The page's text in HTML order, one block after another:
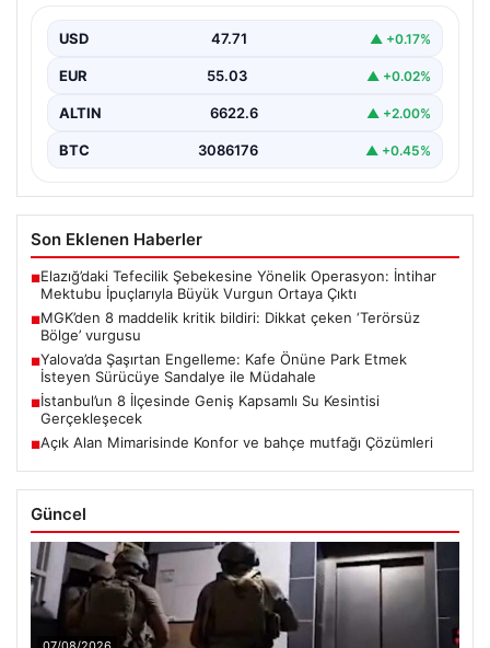
USD 47.71 ▲ +0.17%
EUR 55.03 ▲ +0.02%
ALTIN 6622.6 ▲ +2.00%
BTC 3086176 ▲ +0.45%
Son Eklenen Haberler
■Elazığ’daki Tefecilik Şebekesine Yönelik Operasyon: İntihar
Mektubu İpuçlarıyla Büyük Vurgun Ortaya Çıktı
■MGK’den 8 maddelik kritik bildiri: Dikkat çeken ‘Terörsüz
Bölge’ vurgusu
■Yalova’da Şaşırtan Engelleme: Kafe Önüne Park Etmek
İsteyen Sürücüye Sandalye ile Müdahale
■İstanbul’un 8 İlçesinde Geniş Kapsamlı Su Kesintisi
Gerçekleşecek
■Açık Alan Mimarisinde Konfor ve bahçe mutfağı Çözümleri
Güncel